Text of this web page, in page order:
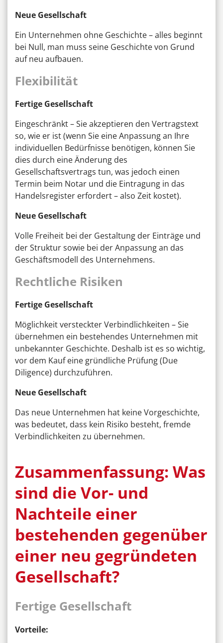
Neue Gesellschaft
Ein Unternehmen ohne Geschichte – alles beginnt
bei Null, man muss seine Geschichte von Grund
auf neu aufbauen.
Flexibilität
Fertige Gesellschaft
Eingeschränkt – Sie akzeptieren den Vertragstext
so, wie er ist (wenn Sie eine Anpassung an Ihre
individuellen Bedürfnisse benötigen, können Sie
dies durch eine Änderung des
Gesellschaftsvertrags tun, was jedoch einen
Termin beim Notar und die Eintragung in das
Handelsregister erfordert – also Zeit kostet).
Neue Gesellschaft
Volle Freiheit bei der Gestaltung der Einträge und
der Struktur sowie bei der Anpassung an das
Geschäftsmodell des Unternehmens.
Rechtliche Risiken
Fertige Gesellschaft
Möglichkeit versteckter Verbindlichkeiten – Sie
übernehmen ein bestehendes Unternehmen mit
unbekannter Geschichte. Deshalb ist es so wichtig,
vor dem Kauf eine gründliche Prüfung (Due
Diligence) durchzuführen.
Neue Gesellschaft
Das neue Unternehmen hat keine Vorgeschichte,
was bedeutet, dass kein Risiko besteht, fremde
Verbindlichkeiten zu übernehmen.
Zusammenfassung: Was
sind die Vor- und
Nachteile einer
bestehenden gegenüber
einer neu gegründeten
Gesellschaft?
Fertige Gesellschaft
Vorteile: